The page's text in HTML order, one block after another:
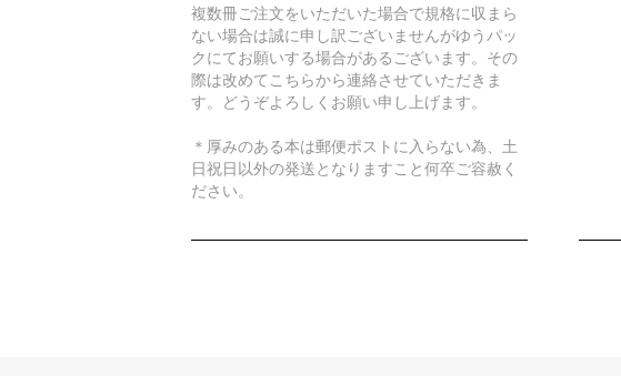
複数冊ご注文をいただいた場合で規格に収まら
ない場合は誠に申し訳ございませんがゆうパッ
クにてお願いする場合があるございます。その
際は改めてこちらから連絡させていただきま
す。どうぞよろしくお願い申し上げます。
＊厚みのある本は郵便ポストに入らない為、土
日祝日以外の発送となりますこと何卒ご容赦く
ださい。